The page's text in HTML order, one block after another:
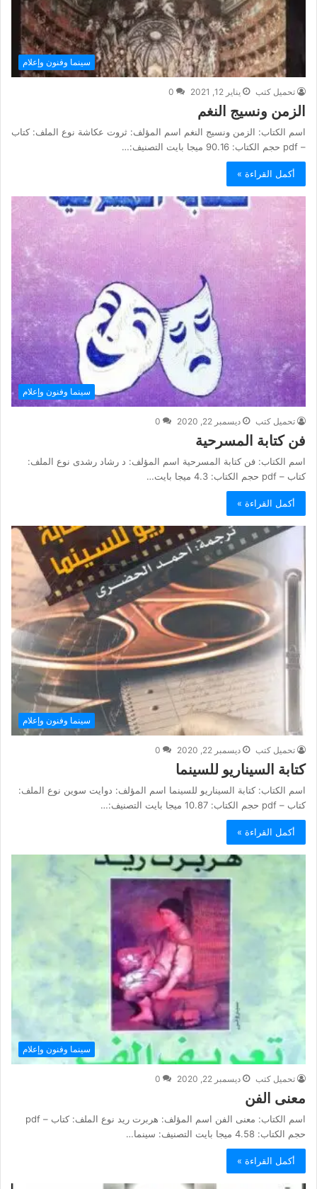
سينما وفنون وإعلام
تحميل كتب يناير 12, 2021 0
الزمن ونسيج النغم
اسم الكتاب: الزمن ونسيج النغم اسم المؤلف: ثروت عكاشة نوع الملف: كتاب
– pdf حجم الكتاب: 90.16 ميجا بايت التصنيف:…
أكمل القراءة »
سينما وفنون وإعلام
تحميل كتب ديسمبر 22, 2020 0
فن كتابة المسرحية
اسم الكتاب: فن كتابة المسرحية اسم المؤلف: د رشاد رشدى نوع الملف:
كتاب – pdf حجم الكتاب: 4.3 ميجا بايت…
أكمل القراءة »
سينما وفنون وإعلام
تحميل كتب ديسمبر 22, 2020 0
كتابة السيناريو للسينما
اسم الكتاب: كتابة السيناريو للسينما اسم المؤلف: دوايت سوين نوع الملف:
كتاب – pdf حجم الكتاب: 10.87 ميجا بايت التصنيف:…
أكمل القراءة »
سينما وفنون وإعلام
تحميل كتب ديسمبر 22, 2020 0
معنى الفن
اسم الكتاب: معنى الفن اسم المؤلف: هربرت ريد نوع الملف: كتاب – pdf
حجم الكتاب: 4.58 ميجا بايت التصنيف: سينما…
أكمل القراءة »